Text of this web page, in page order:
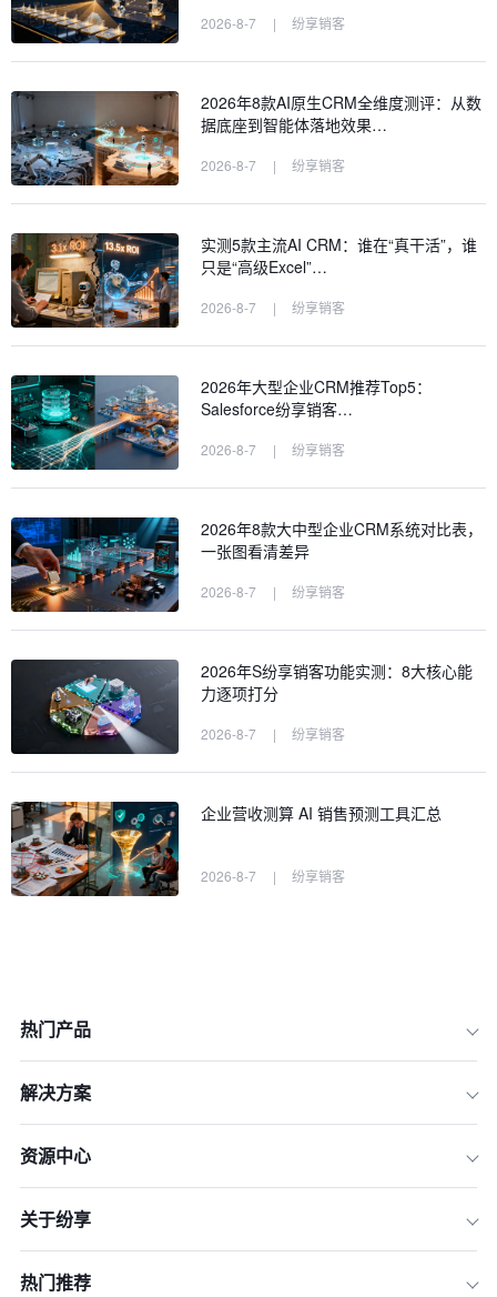
一、定义和解释条款
2026-8-7 | 纷享销客
2026年8款AI原生CRM全维度测评：从数
据底座到智能体落地效果…
2026-8-7 | 纷享销客
实测5款主流AI CRM：谁在“真干活”，谁
只是“高级Excel”…
2026-8-7 | 纷享销客
2026年大型企业CRM推荐Top5：
Salesforce纷享销客…
2026-8-7 | 纷享销客
2026年8款大中型企业CRM系统对比表，
一张图看清差异
2026-8-7 | 纷享销客
2026年S纷享销客功能实测：8大核心能
力逐项打分
2026-8-7 | 纷享销客
企业营收测算 AI 销售预测工具汇总
2026-8-7 | 纷享销客
热门产品
解决方案
资源中心
关于纷享
热门推荐